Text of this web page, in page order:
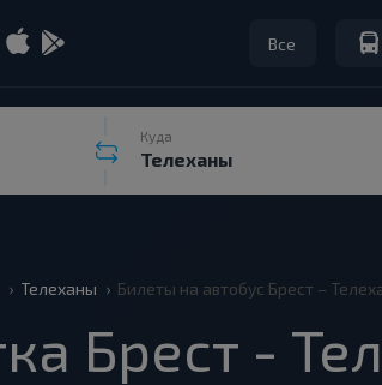
Все
Куда
Телеханы Билеты на автобус Брест –
Брест -